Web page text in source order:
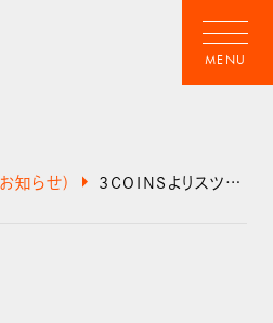
知らせ) arrow_right 3COINSよりスツールの不良に関するお詫びとお知らせ